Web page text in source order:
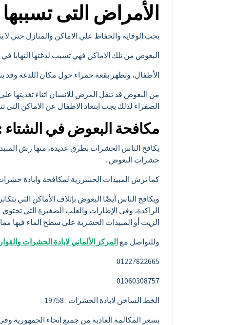
الأمراض التى
يجب الوقاية والحفاظ علي الاماكن والمنازل حتي
البعوض من تلك الاماكن فهي تسبب لدغتها التهابا
الأطفال، وتظهر بقعة حمراء حول مكان اللدغة وقد
من البعوض قد تنقل المرض للانسان اثناء تغذيتها
الصفراء لذلك يجب ابتعاد الاطفال عن الاماكن التى
مكافحة البعوض في الشتاء
يكافح الناس الحشرات بطرق عديدة، منها رش
حشرات البعوض .
كما ترش المبيدات الحشررية لمكافحة وابادة
ويكافح الناس أيضًا البعوض بإتلاف الأماكن التي
الراكدة، وفي الإطارات والعلب الصغيرة التي
الزيت أو المبيدات الحشرية على سطح الماء فيها
وللتواصل مع المركز الألماني لابادة الحشرات
01227822665
01060308757
الخط الساخن لابادة الحشرات : 19758
بسعر المكالمة العادية من جميع انحاء الجمهورية